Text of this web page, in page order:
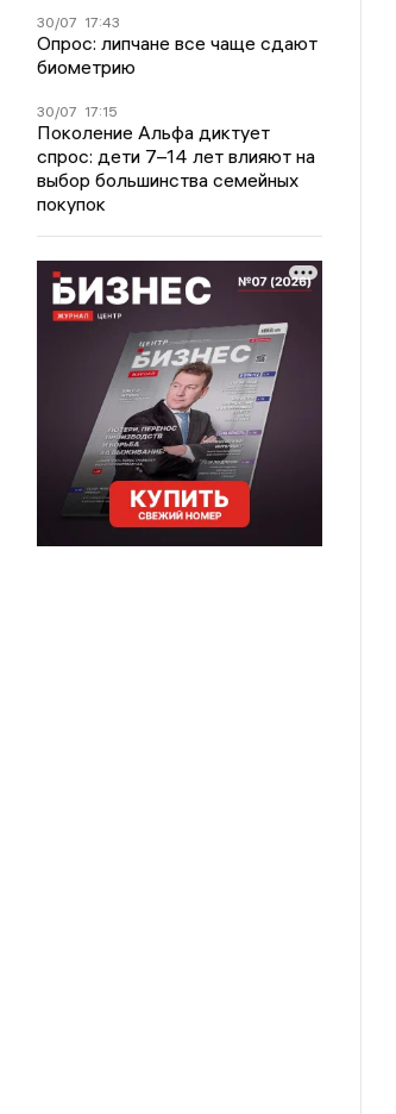
30/07 17:43
Опрос: липчане все чаще сдают
биометрию
30/07 17:15
Поколение Альфа диктует
спрос: дети 7–14 лет влияют на
выбор большинства семейных
покупок